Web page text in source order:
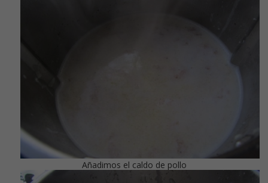
Añadimos el caldo de pollo